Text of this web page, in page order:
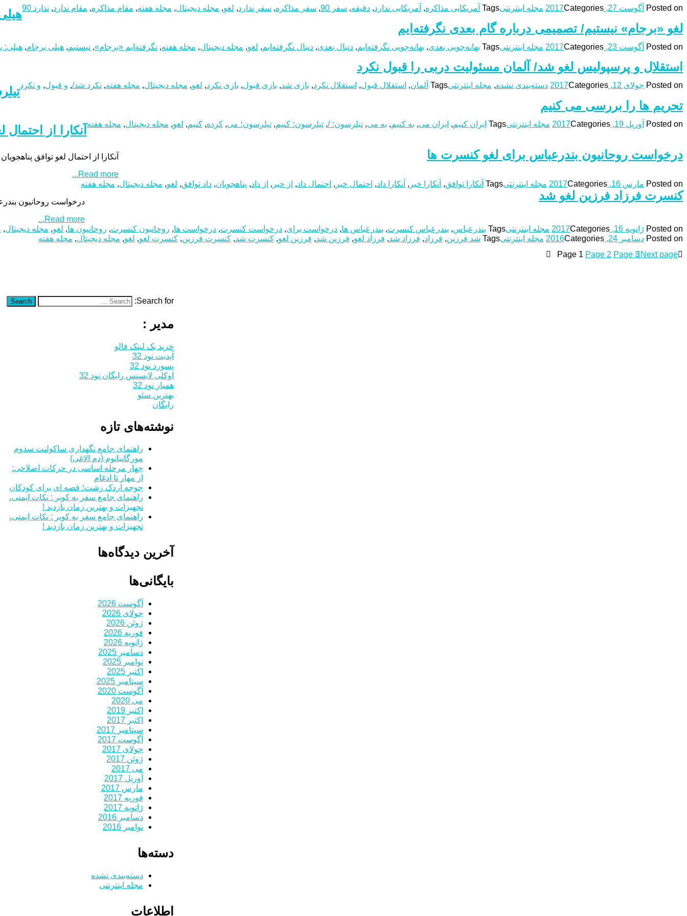
Posted on آگوست 27, 2017 Categories مجله اینترنتیTags آمریکایی مذاکره, آمریکایی ندارد, دقیقه, سفر 90 , سفر مذاکره, سفر ندارد, لغو, مجله دیجیتال, مجله هفته, مقام مذاکره, مقام ندارد, ندارد 90
لغو «برجام» نیستیم/ تصمیمی درباره گام بعدی نگرفته‌ایم
Posted on آگوست 23, 2017 Categories مجله اینترنتیTags بهانه‌جویی بعدی, بهانه‌جویی نگرفته‌ایم, دنبال بعدی, دنبال نگرفته‌ایم, لغو, مجله دیجیتال, مجله هفته, نگرفته‌ایم «برجام», نیستیم, هیلی برجام, هیلی:
استقلال و پرسپولیس لغو شد/ آلمان مسئولیت دربی را قبول نکرد
Posted on جولای 12, 2017 Categories دسته‌بندی نشده, مجله اینترنتیTags آلمان, استقلال قبول, استقلال نکرد, بازی شد, بازی قبول, بازی نکرد, لغو, مجله دیجیتال, مجله هفته, نکرد شد/, و قبول, و نکرد
تحریم ها را بررسی می کنیم
Posted on آوریل 19, 2017 Categories مجله اینترنتیTags ایران کنیم, ایران می, به کنیم, به می, تیلرسون؛ /, تیلرسون؛ کنیم, تیلرسون؛ می, کرده, کنیم, لغو, مجله دیجیتال, مجله هفته آنکارا از
آنکارا از احتمال لغو توافق
Read more...
Posted on مارس 16, 2017 Categories مجله اینترنتیTags آنکارا توافق, آنکارا خبر , آنکارا داد, احتمال خبر , احتمال داد, از خبر , از داد, پناهجویان, داد توافق, لغو, مجله دیجیتال, مجله هفته
درخواست روحانیون بندرعباس برای لغو کنسرت ها
درخواست روحانیون
Read more...
Posted on ژانویه 16, 2017 Categories مجله اینترنتیTags بندرعباس, بندرعباس کنسرت, بندرعباس ها, درخواست برای, درخواست کنسرت, درخواست ها, روحانیون کنسرت, روحانیون ها, لغو, مجله دیجیتال,
کنسرت فرزاد فرزین لغو شد
Posted on دسامبر 24, 2016 Categories مجله اینترنتیTags شد فرزین, فرزاد, فرزاد شد, فرزاد لغو, فرزین شد, فرزین لغو, کنسرت شد, کنسرت فرزین, کنسرت لغو, لغو, مجله دیجیتال, مجله هفته
Page 1 Page 2 Page 3 Next page
Search for:
Search
مدیر :
خرید بک لینک فالو
آپدیت نود 32
پسورد نود 32
اوکلی لایسنس رایگان نود 32
همیار نود 32
بهترین سئو
رایگان
نوشته‌های تازه
راهنمای جامع نگهداری ساکولنت سدوم
مورگانیانوم (دم الاغی)
چهار مرحله اساسی در حرکات اصلاحی:
از مهار تا ادغام
جوجه اردک زشت؛ قصه ای برای کودکان
راهنمای جامع سفر به کویر : نکات ایمنی،
تجهیزات و بهترین زمان بازدید !
راهنمای جامع سفر به کویر : نکات ایمنی،
تجهیزات و بهترین زمان بازدید !
آخرین دیدگاه‌ها
بایگانی‌ها
آگوست 2026
جولای 2026
ژوئن 2026
فوریه 2026
ژانویه 2026
دسامبر 2025
نوامبر 2025
اکتبر 2025
سپتامبر 2025
آگوست 2020
می 2020
اکتبر 2019
اکتبر 2017
سپتامبر 2017
آگوست 2017
جولای 2017
ژوئن 2017
می 2017
آوریل 2017
مارس 2017
فوریه 2017
ژانویه 2017
دسامبر 2016
نوامبر 2016
دسته‌ها
دسته‌بندی نشده
مجله اینترنتی
اطلاعات